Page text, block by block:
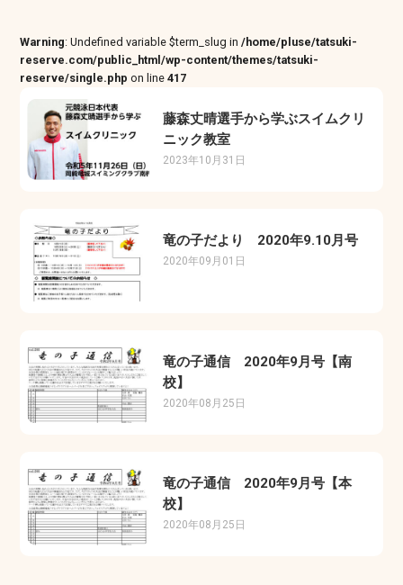
Warning: Undefined variable $term_slug in/home/pluse/tatsuki-
reserve.com/public_html/wp-content/themes/tatsuki-
reserve/single.php on line417
藤森丈晴選手から学ぶスイムクリ
ニック教室
2023年10月31日
竜の子だより 2020年9.10月号
2020年09月01日
竜の子通信 2020年9月号【南
校】
2020年08月25日
竜の子通信 2020年9月号【本
校】
2020年08月25日